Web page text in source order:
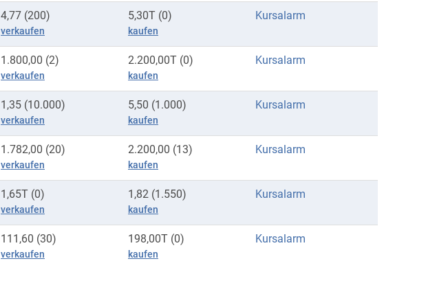
4,77 (200)
verkaufen
5,30T (0)
kaufen
Kursalarm
1.800,00 (2)
verkaufen
2.200,00T (0)
kaufen
Kursalarm
1,35 (10.000)
verkaufen
5,50 (1.000)
kaufen
Kursalarm
1.782,00 (20)
verkaufen
2.200,00 (13)
kaufen
Kursalarm
1,65T (0)
verkaufen
1,82 (1.550)
kaufen
Kursalarm
111,60 (30)
verkaufen
198,00T (0)
kaufen
Kursalarm